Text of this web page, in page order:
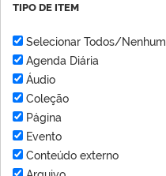
TIPO DE ITEM
Selecionar Todos/Nenhum
Agenda Diária
Áudio
Coleção
Página
Evento
Conteúdo externo